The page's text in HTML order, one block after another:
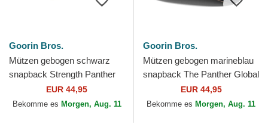
Goorin Bros.
Mützen gebogen schwarz
snapback Strength Panther
The Farm Goorin Bros.
EUR 44,95
Bekomme es Morgen, Aug. 11
Goorin Bros.
Mützen gebogen marineblau
snapback The Panther Global
Core Denim The Farm
Goorin Bros.
EUR 44,95
Bekomme es Morgen, Aug. 11